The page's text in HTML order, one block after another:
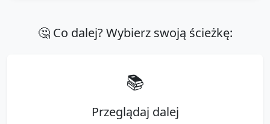
🤔 Co dalej? Wybierz swoją ścieżkę:
📚
Przeglądaj dalej